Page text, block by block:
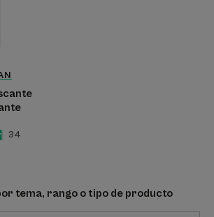
4.9
/
5
34
tema, rango o tipo de producto